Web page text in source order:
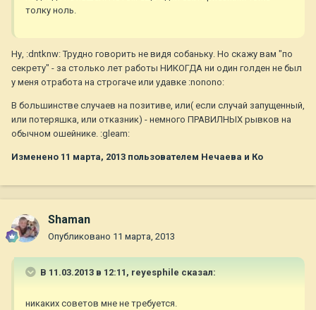
толку ноль.
Ну, :dntknw: Трудно говорить не видя собаньку. Но скажу вам "по
секрету" - за столько лет работы НИКОГДА ни один голден не был
у меня отработа на строгаче или удавке :nonono:
В большинстве случаев на позитиве, или( если случай запущенный,
или потеряшка, или отказник) - немного ПРАВИЛНЫХ рывков на
обычном ошейнике. :gleam:
Изменено 11 марта, 2013 пользователем Нечаева и Ко
Shaman
Опубликовано 11 марта, 2013
В 11.03.2013 в 12:11, reyesphile сказал:
никаких советов мне не требуется.